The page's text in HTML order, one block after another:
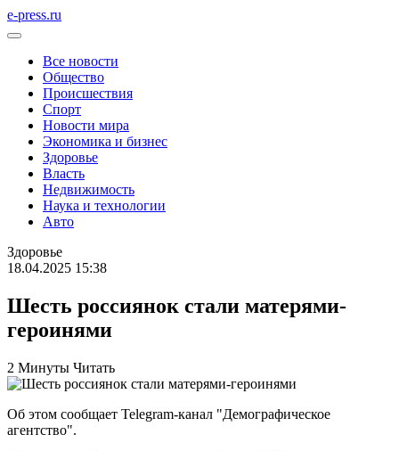
e-press.ru
Все новости
Общество
Происшествия
Спорт
Новости мира
Экономика и бизнес
Здоровье
Власть
Недвижимость
Наука и технологии
Авто
Здоровье
18.04.2025 15:38
Шесть россиянок стали матерями-
героинями
2 Минуты Читать
Об этом сообщает Telegram-канал "Демографическое
агентство".